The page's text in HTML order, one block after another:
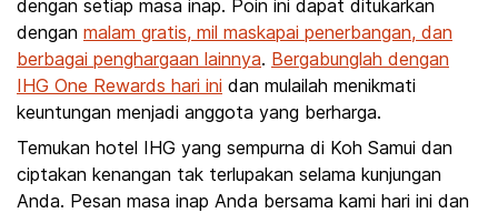
dengan setiap masa inap. Poin ini dapat ditukarkan
dengan malam gratis, mil maskapai penerbangan, dan
berbagai penghargaan lainnya. Bergabunglah dengan
IHG One Rewards hari ini dan mulailah menikmati
keuntungan menjadi anggota yang berharga.
Temukan hotel IHG yang sempurna di Koh Samui dan
ciptakan kenangan tak terlupakan selama kunjungan
Anda. Pesan masa inap Anda bersama kami hari ini dan